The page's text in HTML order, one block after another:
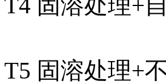
T5 固溶处理+